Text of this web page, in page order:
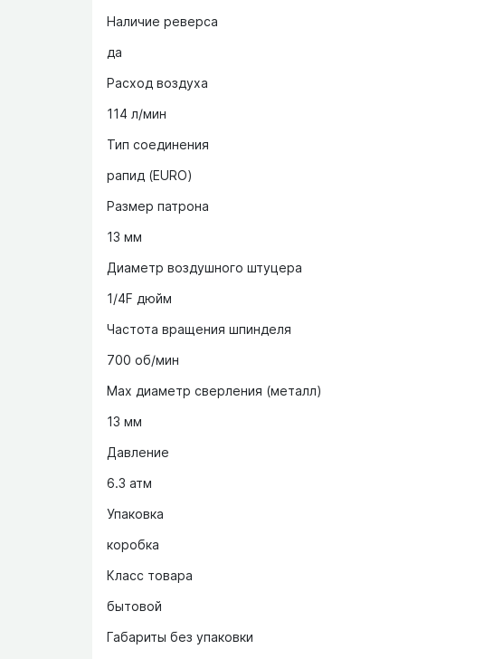
Наличие реверса
да
Расход воздуха
114 л/мин
Тип соединения
рапид (EURO)
Размер патрона
13 мм
Диаметр воздушного штуцера
1/4F дюйм
Частота вращения шпинделя
700 об/мин
Max диаметр сверления (металл)
13 мм
Давление
6.3 атм
Упаковка
коробка
Класс товара
бытовой
Габариты без упаковки